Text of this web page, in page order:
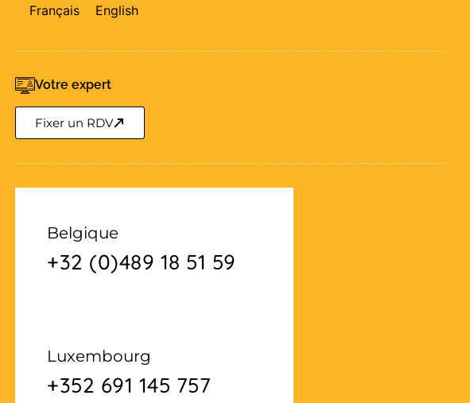
Français English
Votre expert
Fixer un RDV
Belgique
+32 (0)489 18 51 59
Luxembourg
+352 691 145 757